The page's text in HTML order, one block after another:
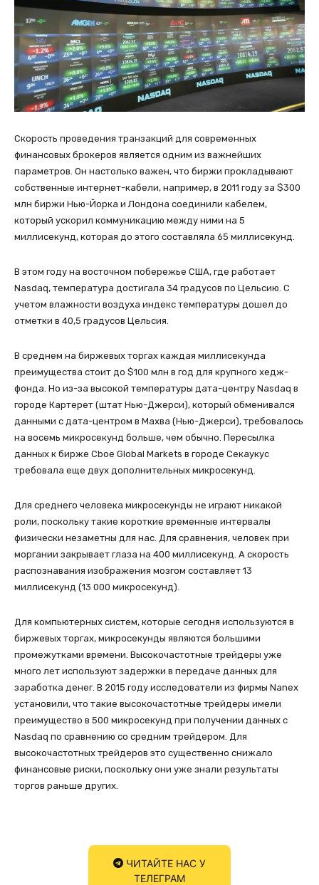
Скорость проведения транзакций для современных
финансовых брокеров является одним из важнейших
параметров. Он настолько важен, что биржи прокладывают
собственные интернет-кабели, например, в 2011 году за $300
млн биржи Нью-Йорка и Лондона соединили кабелем,
который ускорил коммуникацию между ними на 5
миллисекунд, которая до этого составляла 65 миллисекунд.
В этом году на восточном побережье США, где работает
Nasdaq, температура достигала 34 градусов по Цельсию. С
учетом влажности воздуха индекс температуры дошел до
отметки в 40,5 градусов Цельсия.
В среднем на биржевых торгах каждая миллисекунда
преимущества стоит до $100 млн в год для крупного хедж-
фонда. Но из-за высокой температуры дата-центру Nasdaq в
городе Картерет (штат Нью-Джерси), который обменивался
данными с дата-центром в Махва (Нью-Джерси), требовалось
на восемь микросекунд больше, чем обычно. Пересылка
данных к бирже Cboe Global Markets в городе Секаукус
требовала еще двух дополнительных микросекунд.
Для среднего человека микросекунды не играют никакой
роли, поскольку такие короткие временные интервалы
физически незаметны для нас. Для сравнения, человек при
моргании закрывает глаза на 400 миллисекунд. А скорость
распознавания изображения мозгом составляет 13
миллисекунд (13 000 микросекунд).
Для компьютерных систем, которые сегодня используются в
биржевых торгах, микросекунды являются большими
промежутками времени. Высокочастотные трейдеры уже
много лет используют задержки в передаче данных для
заработка денег. В 2015 году исследователи из фирмы Nanex
установили, что такие высокочастотные трейдеры имели
преимущество в 500 микросекунд при получении данных с
Nasdaq по сравнению со средним трейдером. Для
высокочастотных трейдеров это существенно снижало
финансовые риски, поскольку они уже знали результаты
торгов раньше других.
ЧИТАЙТЕ НАС У
ТЕЛЕГРАМ